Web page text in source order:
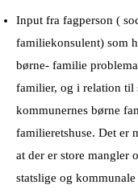
Input fra fagperson (
familiekonsulent) som
børne- familie
familier, og i relation til
kommunernes børne
familieretshuse. Det er
at der er store mangler
statslige og